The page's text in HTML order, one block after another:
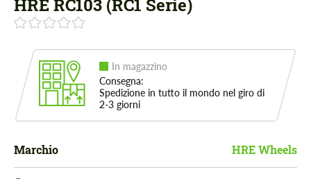
HRE RC103 (RC1 Serie)
In magazzino
Consegna:
Spedizione in tutto il mondo nel giro di
2-3 giorni
Marchio HRE Wheels